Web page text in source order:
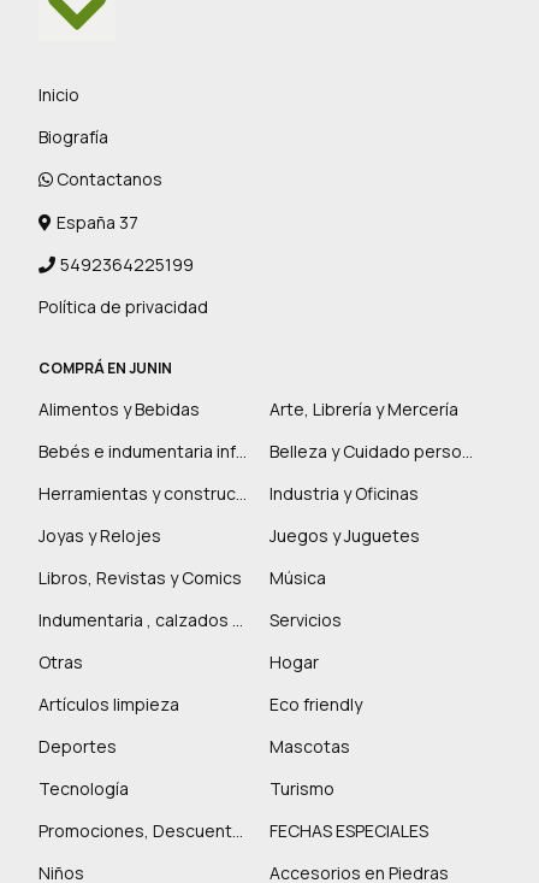
Inicio
Biografía
Contactanos
España 37
5492364225199
Política de privacidad
COMPRÁ EN JUNIN
Alimentos y Bebidas
Arte, Librería y Mercería
Bebés e indumentaria infantil
Belleza y Cuidado personal
Herramientas y construcción
Industria y Oficinas
Joyas y Relojes
Juegos y Juguetes
Libros, Revistas y Comics
Música
Indumentaria , calzados y marroquinería
Servicios
Otras
Hogar
Artículos limpieza
Eco friendly
Deportes
Mascotas
Tecnología
Turismo
Promociones, Descuentos y más
FECHAS ESPECIALES
Niños
Accesorios en Piedras